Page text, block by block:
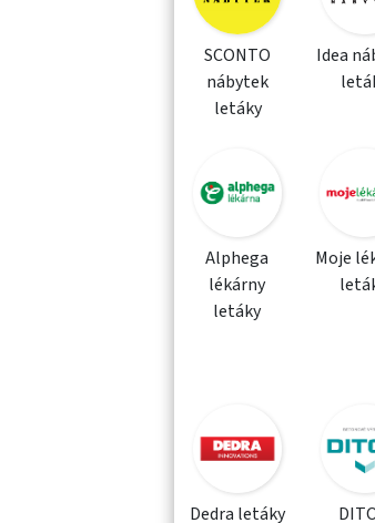
SCONTO
nábytek
letáky
Idea
Alphega
lékárny
letáky
Moje
Dedra letáky